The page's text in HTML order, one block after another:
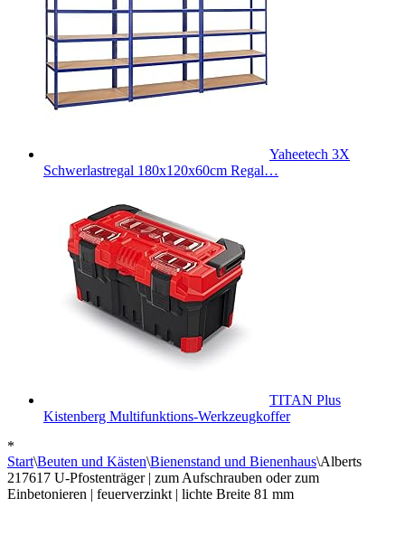
Yaheetech 3X
Schwerlastregal 180x120x60cm Regal…
TITAN Plus
Kistenberg Multifunktions-Werkzeugkoffer
*
Start\Beuten und Kästen\Bienenstand und Bienenhaus\Alberts
217617 U-Pfostenträger | zum Aufschrauben oder zum
Einbetonieren | feuerverzinkt | lichte Breite 81 mm